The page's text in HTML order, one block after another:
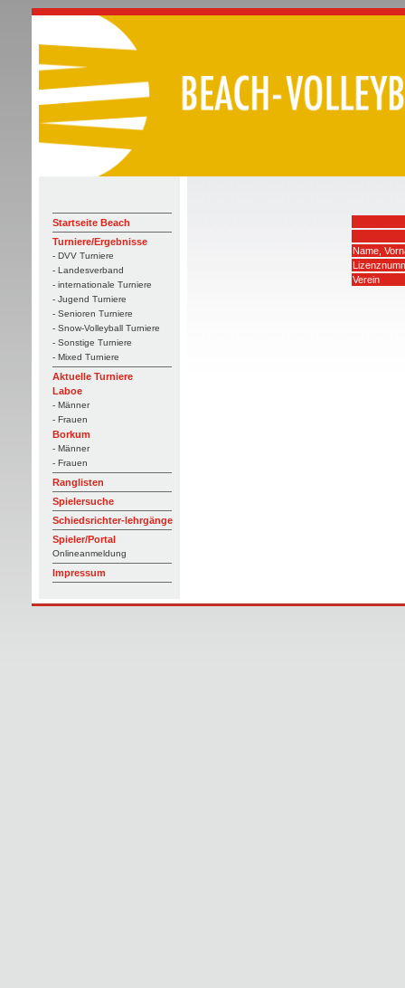
Startseite Beach
Turniere/Ergebnisse
- DVV Turniere
- Landesverband
- internationale Turniere
- Jugend Turniere
- Senioren Turniere
- Snow-Volleyball Turniere
- Sonstige Turniere
- Mixed Turniere
Aktuelle Turniere
Laboe
- Männer
- Frauen
Borkum
- Männer
- Frauen
Ranglisten
Spielersuche
Schiedsrichter-lehrgänge
Spieler/Portal
Onlineanmeldung
Impressum
Name,
Verein